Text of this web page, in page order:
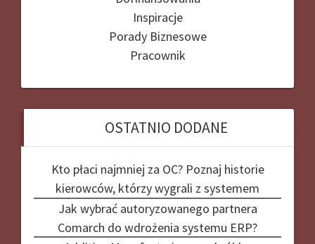
Inspiracje
Porady Biznesowe
Pracownik
OSTATNIO DODANE
Kto płaci najmniej za OC? Poznaj historie
kierowców, którzy wygrali z systemem
Jak wybrać autoryzowanego partnera
Comarch do wdrożenia systemu ERP?